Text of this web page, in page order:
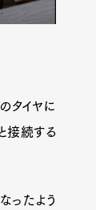
タイヤに
接続する
ったよう